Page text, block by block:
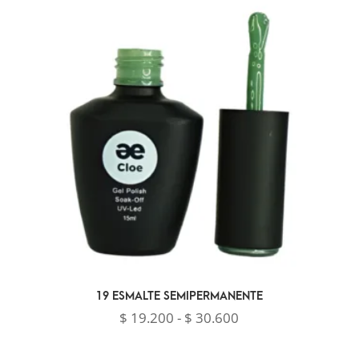
19 ESMALTE SEMIPERMANENTE
$ 19.200 - $ 30.600